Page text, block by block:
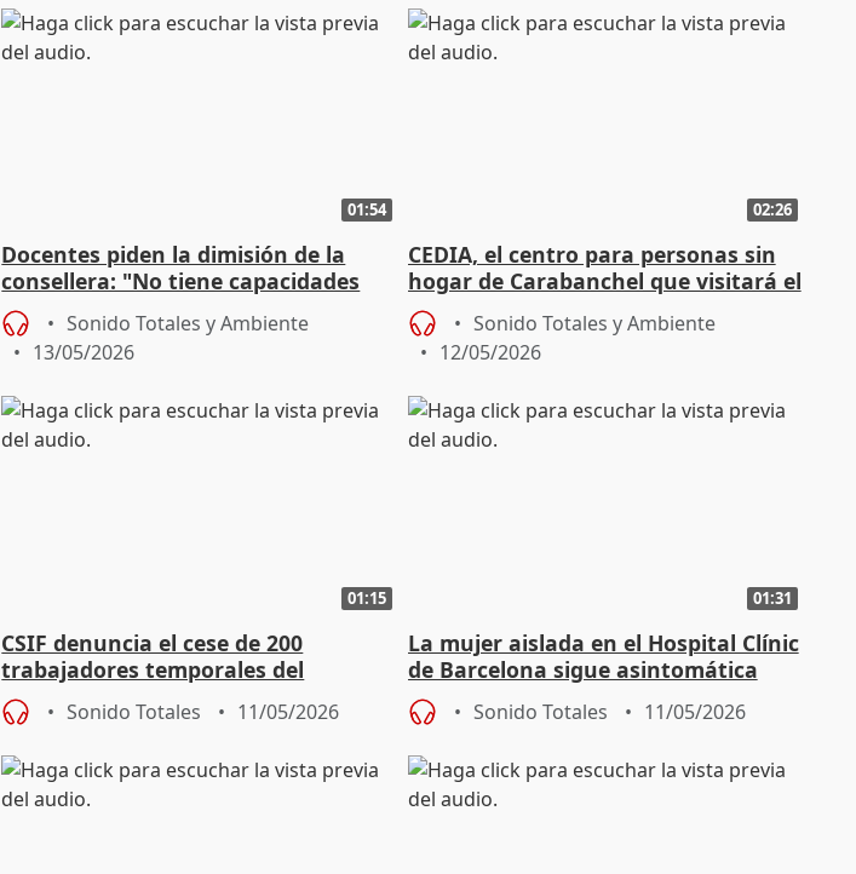
01:54
Docentes piden la dimisión de la
consellera: "No tiene capacidades
para negociar"
Sonido Totales y Ambiente
13/05/2026
02:26
CEDIA, el centro para personas sin
hogar de Carabanchel que visitará el
Papa León XIV
Sonido Totales y Ambiente
12/05/2026
01:15
CSIF denuncia el cese de 200
trabajadores temporales del
Hospital Gómez Ulla
Sonido Totales 11/05/2026
01:31
La mujer aislada en el Hospital Clínic
de Barcelona sigue asintomática
Sonido Totales 11/05/2026